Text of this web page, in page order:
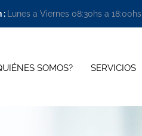
: Lunes a Viernes 08:30hs a 18:00hs
SOMOS? SERVICIOS